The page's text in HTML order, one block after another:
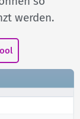
werden.